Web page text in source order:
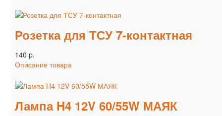
Розетка для ТСУ 7-контактная
140 p.
Описание товара
Лампа H4 12V 60/55W МАЯК